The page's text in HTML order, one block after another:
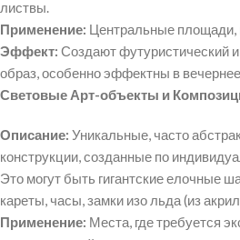
листвы.
Применение: Центральные площади,
Эффект: Создают футуристический
образ, особенно эффектны в
Световые Арт-объекты и
Описание: Уникальные, часто
конструкции, созданные по
Это могут быть гигантские елочные
кареты, часы, замки изо льда (из
Применение: Места, где требуется